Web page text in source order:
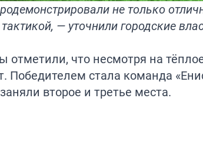
не только
— уточнили городские
отметили, что несмотря на
Победителем стала команда
второе и третье места.